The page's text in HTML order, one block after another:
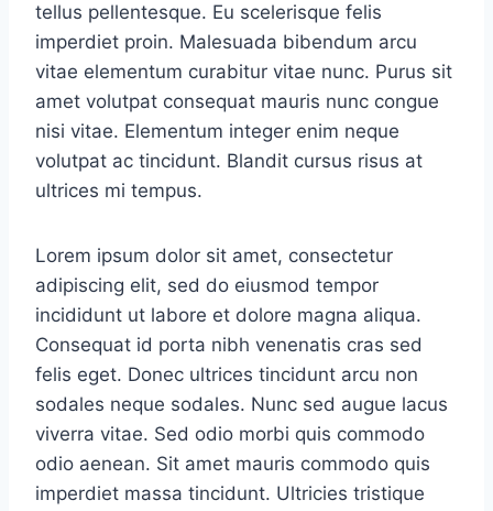
tellus pellentesque. Eu scelerisque felis
imperdiet proin. Malesuada bibendum arcu
vitae elementum curabitur vitae nunc. Purus sit
amet volutpat consequat mauris nunc congue
nisi vitae. Elementum integer enim neque
volutpat ac tincidunt. Blandit cursus risus at
ultrices mi tempus.
Lorem ipsum dolor sit amet, consectetur
adipiscing elit, sed do eiusmod tempor
incididunt ut labore et dolore magna aliqua.
Consequat id porta nibh venenatis cras sed
felis eget. Donec ultrices tincidunt arcu non
sodales neque sodales. Nunc sed augue lacus
viverra vitae. Sed odio morbi quis commodo
odio aenean. Sit amet mauris commodo quis
imperdiet massa tincidunt. Ultricies tristique